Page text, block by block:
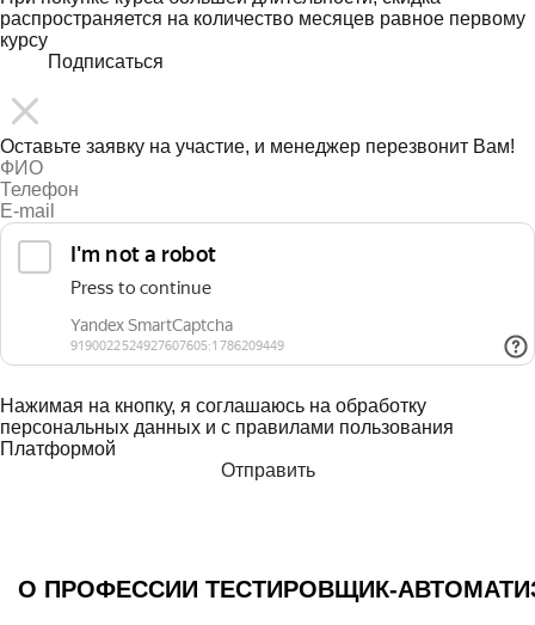
распространяется на количество месяцев равное первому
курсу
Подписаться
Оставьте заявку на участие, и менеджер перезвонит Вам!
Нажимая на кнопку, я соглашаюсь на обработку
персональных данных и с правилами пользования
Платформой
О ПРОФЕССИИ ТЕСТИРОВЩИК-